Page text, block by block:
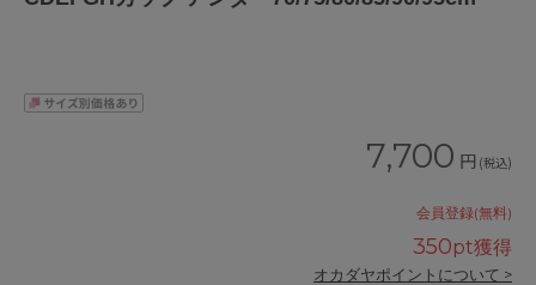
7,700 円 (税込)
会員登録(無料)
350pt獲得
オカダヤポイントについて >